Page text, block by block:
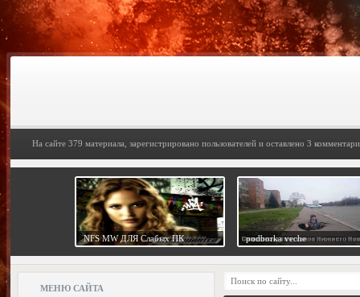
На сайте 379 материала, зарегистрировано пользователей и оставлено 3
NFS MW ДЛЯ Слабых ПК podborka veche
МЕНЮ САЙТА